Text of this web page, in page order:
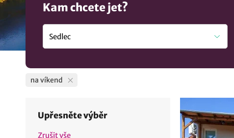
Kam chcete jet?
na víkend
Upřesněte výběr
Zrušit vše